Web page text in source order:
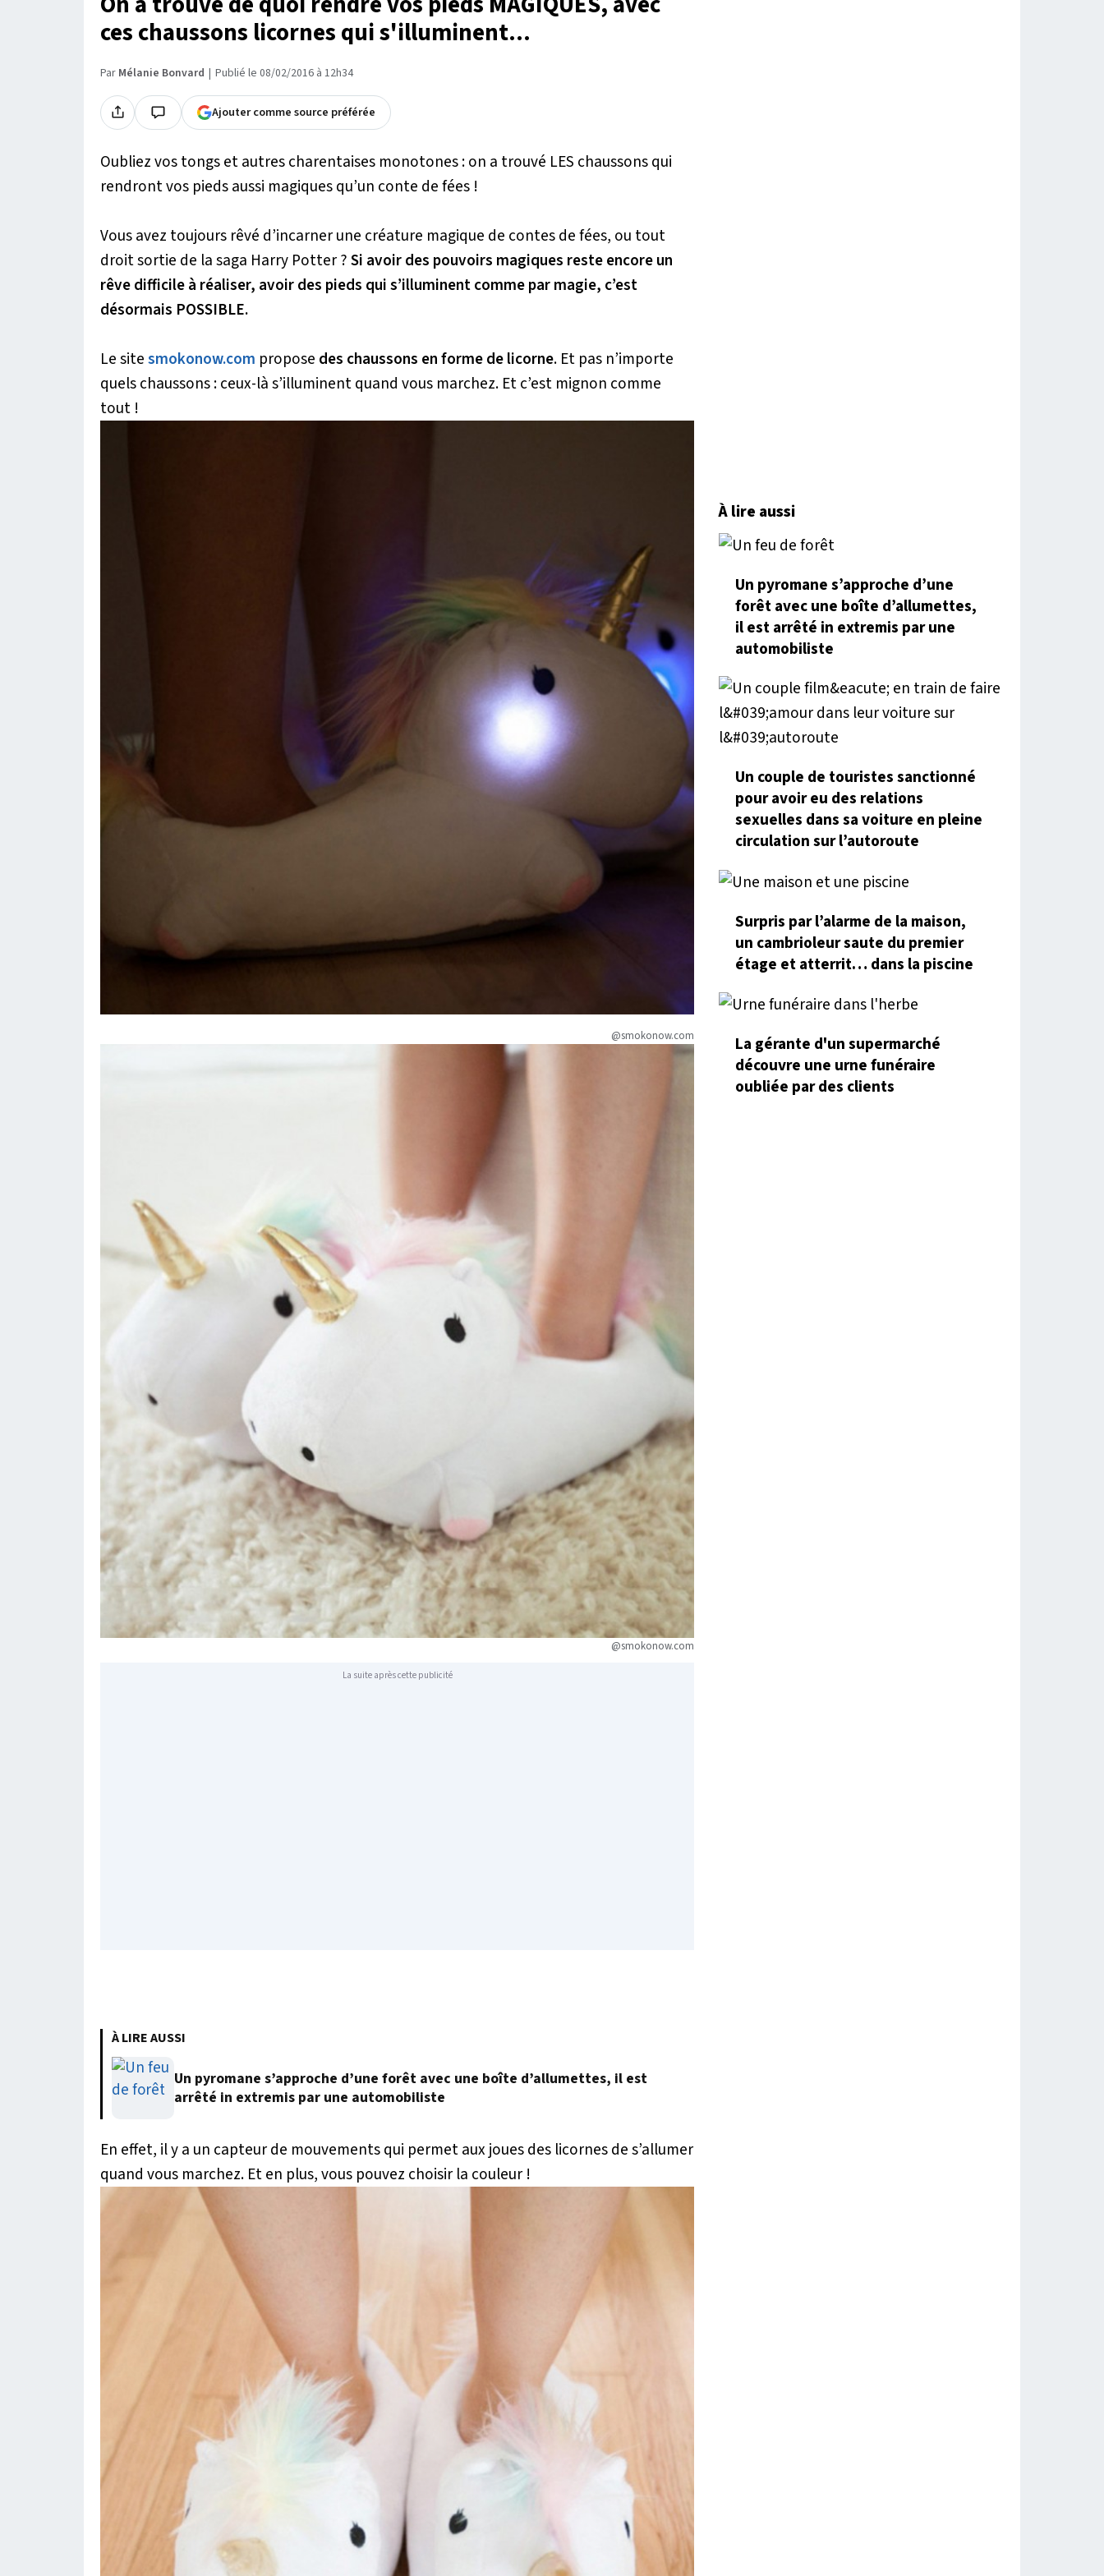
ces chaussons licornes qui s'illuminent...
Par Mélanie Bonvard Publié le 08/02/2016 à 12h34
Ajouter comme source préférée
Oubliez vos tongs et autres charentaises monotones : on a trouvé LES chaussons qui
rendront vos pieds aussi magiques qu’un conte de fées !
Vous avez toujours rêvé d’incarner une créature magique de contes de fées, ou tout
droit sortie de la saga Harry Potter?Si avoir des pouvoirs magiques reste encore un
rêve difficile à réaliser, avoir des pieds qui s’illuminent comme par magie, c’est
désormais POSSIBLE.
Le sitesmokonow.com propose des chaussons en forme de licorne. Et pas n’importe
quels chaussons : ceux-là s’illuminent quand vous marchez. Et c’est mignon comme
tout !
@smokonow.com
@smokonow.com
La suite après cette publicité
À LIRE AUSSI
Un pyromane s’approche d’une forêt avec une boîte d’allumettes, il est
arrêté in extremis par une automobiliste
En effet, il y a un capteur de mouvements qui permet aux joues des licornes de s’allumer
quand vous marchez. Et en plus, vous pouvez choisir la couleur !
À lire aussi
Un pyromane s’approche d’une
forêt avec une boîte d’allumettes,
il est arrêté in extremis par une
automobiliste
Un couple de touristes sanctionné
pour avoir eu des relations
sexuelles dans sa voiture en pleine
circulation sur l’autoroute
Surpris par l’alarme de la maison,
un cambrioleur saute du premier
étage et atterrit… dans la piscine
La gérante d'un supermarché
découvre une urne funéraire
oubliée par des clients